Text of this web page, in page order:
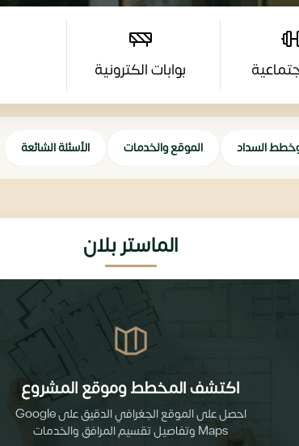
بوابات الكترونية
السداد الموقع والخدمات الأسئلة الشائعة
الماستر بلان
اكتشف المخطط وموقع المشروع
احصل على الموقع الجغرافي الدقيق على Google
Maps وتفاصيل تقسيم المرافق والخدمات